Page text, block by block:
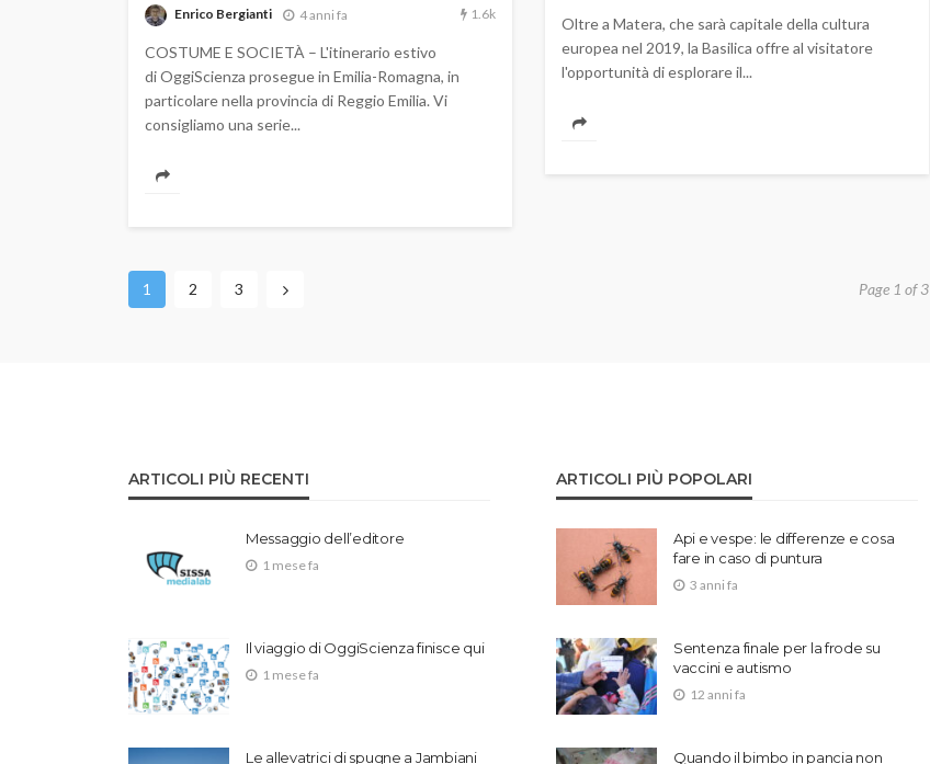
Enrico Bergianti 4 anni fa 1.6k
COSTUME E SOCIETÀ – L'itinerario estivo
di OggiScienza prosegue in Emilia-Romagna, in
particolare nella provincia di Reggio Emilia. Vi
consigliamo una serie...
Oltre a Matera, che sarà capitale della cultura
europea nel 2019, la Basilica offre al visitatore
l'opportunità di esplorare il...
1 2 3 Page 1 of 3
ARTICOLI PIÙ RECENTI
Messaggio dell’editore
1 mese fa
Il viaggio di OggiScienza finisce qui
1 mese fa
Le allevatrici di spugne a Jambiani
ARTICOLI PIÙ POPOLARI
Api e vespe: le differenze e cosa
fare in caso di puntura
3 anni fa
Sentenza finale per la frode su
vaccini e autismo
12 anni fa
Quando il bimbo in pancia non